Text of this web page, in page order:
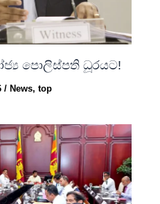
පොලිස්පති ධූරයට!
/ News,top